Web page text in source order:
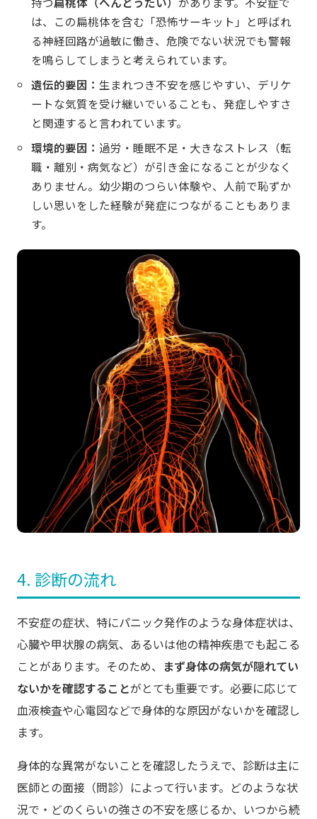
は、この扁桃体を含む「恐怖サーキット」と呼ばれ
る神経回路が過敏に働き、危険でない状況でも警報
を鳴らしてしまうと考えられています。
遺伝的要因： 生まれつき不安を感じやすい、デリケ
ートな気質を受け継いでいることも、発症しやすさ
と関連すると言われています。
環境的要因： 過労・睡眠不足・大きなストレス（転
職・離別・病気など）が引き金になることが少なく
ありません。幼少期のつらい体験や、人前で恥ずか
しい思いをした経験が発症につながることもありま
す。
4. 診断の流れ
不安症の症状、特にパニック発作のような身体症状は、
心臓や甲状腺の病気、あるいは他の精神疾患でも起こる
ことがあります。そのため、 まず身体の病気が隠れてい
ないかを確認することがとても重要です。必要に応じて
血液検査や心電図などで身体的な原因がないかを確認し
ます。
身体的な異常がないことを確認したうえで、診断は主に
医師との面接（問診）によって行います。どのような状
況で・どのくらいの強さの不安を感じるか、いつから続